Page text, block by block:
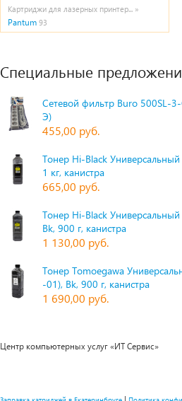
Картриджи для лазерных принтер... »
Pantum 93
Специальные
Сетевой фильтр Buro 500SL-
Э)
455,00 руб.
Тонер Hi-Black
1 кг, канистра
665,00 руб.
Тонер Hi-Black
Bk, 900 г, канистра
1 130,00 руб.
Тонер Tomoegawa
-01), Bk, 900 г, канистра
1 690,00 руб.
Центр компьютерных услуг «ИТ Сервис»